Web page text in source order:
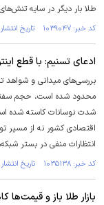
طلا بار دیگر در سایه تنش‌های ژئوپلتیکی
کد خبر: ۱۰۳۹۰۴۷ تاریخ انتشار : ۱۴۰۴/۱۲/۰۱
ادعای تسنیم: با قطع
بررسی‌های میدانی و شواهد
محدود شده است، حجم
شدت نوسانات کاسته شده
اقتصادی کشور نه از مسیر
انتظارات منفی در بستر
کد خبر: ۱۰۳۵۱۳۸ تاریخ انتشار : ۱۴۰۴/۱۱/۰۵
بازار طلا باز و